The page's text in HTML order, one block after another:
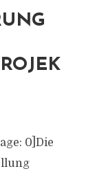
0]Die